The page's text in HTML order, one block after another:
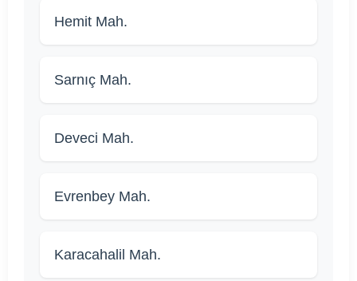
Hemit Mah.
Sarnıç Mah.
Deveci Mah.
Evrenbey Mah.
Karacahalil Mah.